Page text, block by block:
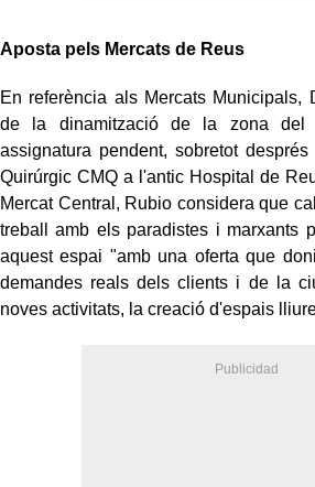
Aposta pels Mercats de Reus
En referència als Mercats Municipals,
de la dinamització de la zona del
assignatura pendent, sobretot
Quirúrgic CMQ a l'antic Hospital de
Mercat Central, Rubio considera que
treball amb els paradistes i marxants
aquest espai "amb una oferta que
demandes reals dels clients i de la
noves activitats, la creació d'espais